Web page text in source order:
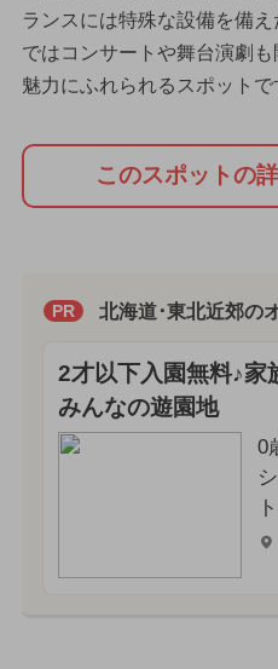
ランスには特殊な設備を備
ではコンサートや舞台演劇
魅力にふれられるスポットで
このスポットの
PR 北海道･東北近郊の
2才以下入園無料♪家
みんなの遊園地
0